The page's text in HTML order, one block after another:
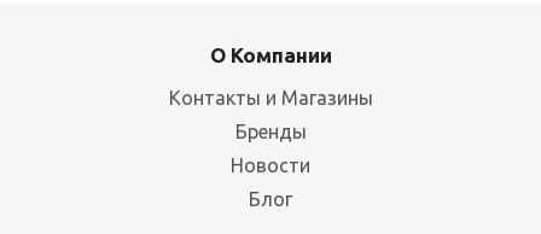
О Компании
Контакты и Магазины
Бренды
Новости
Блог